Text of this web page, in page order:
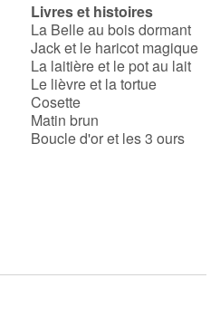
Livres et histoires
La Belle au bois dormant
Jack et le haricot magique
La laitière et le pot au lait
Le lièvre et la tortue
Cosette
Matin brun
Boucle d'or et les 3 ours